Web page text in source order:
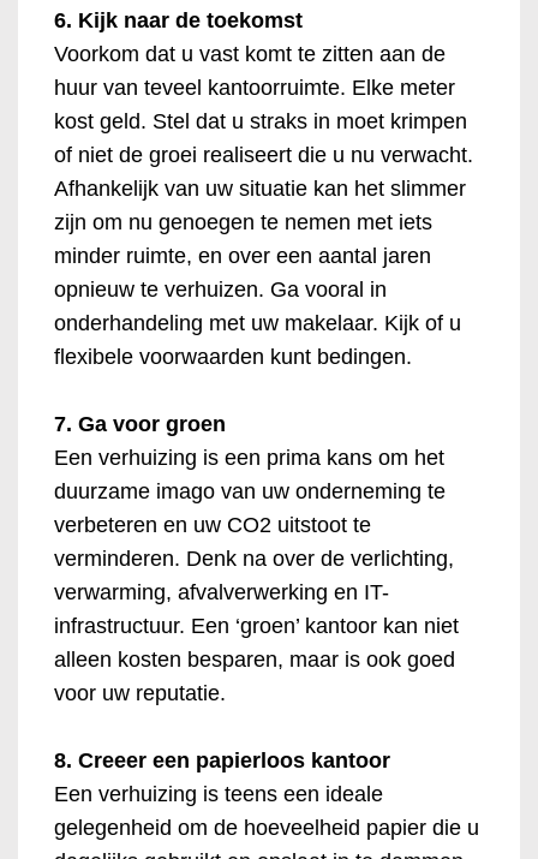
6. Kijk naar de toekomst
Voorkom dat u vast komt te zitten aan de
huur van teveel kantoorruimte. Elke meter
kost geld. Stel dat u straks in moet krimpen
of niet de groei realiseert die u nu verwacht.
Afhankelijk van uw situatie kan het slimmer
zijn om nu genoegen te nemen met iets
minder ruimte, en over een aantal jaren
opnieuw te verhuizen. Ga vooral in
onderhandeling met uw makelaar. Kijk of u
flexibele voorwaarden kunt bedingen.
7. Ga voor groen
Een verhuizing is een prima kans om het
duurzame imago van uw onderneming te
verbeteren en uw CO2 uitstoot te
verminderen. Denk na over de verlichting,
verwarming, afvalverwerking en IT-
infrastructuur. Een ‘groen’ kantoor kan niet
alleen kosten besparen, maar is ook goed
voor uw reputatie.
8. Creeer een papierloos kantoor
Een verhuizing is teens een ideale
gelegenheid om de hoeveelheid papier die u